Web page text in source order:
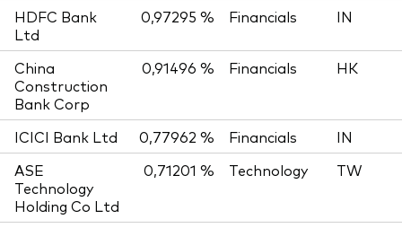
HDFC Bank
Ltd
0,97295 % Financials IN
China
Construction
Bank Corp
0,91496 % Financials HK
ICICI Bank Ltd 0,77962 % Financials
IN
ASE
Technology
Holding Co Ltd
0,71201 % Technology TW